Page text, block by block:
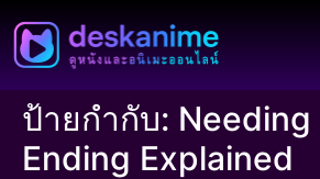
ป้ายกำกับ: Needing
Ending Explained